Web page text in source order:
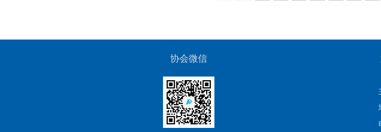
协会微信
主
地
电